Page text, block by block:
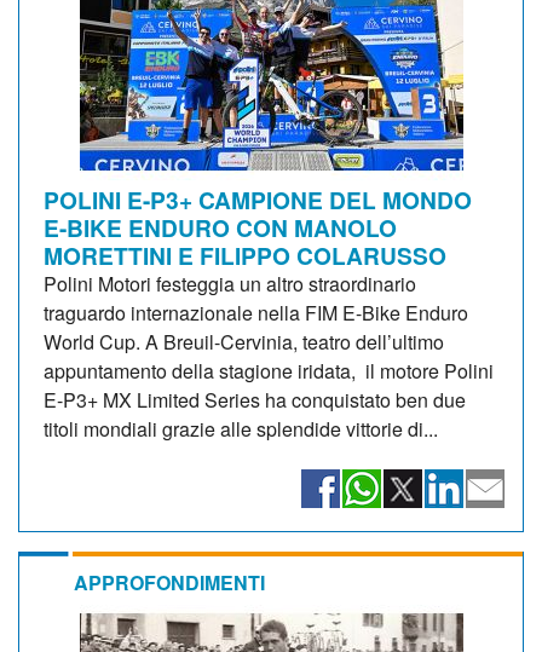
POLINI E-P3+ CAMPIONE DEL MONDO
E-BIKE ENDURO CON MANOLO
MORETTINI E FILIPPO COLARUSSO
Polini Motori festeggia un altro straordinario
traguardo internazionale nella FIM E-Bike Enduro
World Cup. A Breuil-Cervinia, teatro dell’ultimo
appuntamento della stagione iridata, il motore Polini
E-P3+ MX Limited Series ha conquistato ben due
titoli mondiali grazie alle splendide vittorie di...
APPROFONDIMENTI